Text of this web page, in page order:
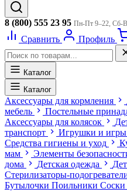
8 (800) 555 23 95 Пн-Пт 9–22, Сб-
Сравнить Профиль
Каталог
Каталог
Аксессуары для кормления
мебель
Постельные
Аксессуары для колясок
транспорт
Игрушки и игры
Средства гигиены и уход
мам
Элементы
дома
Детская одежда
Стерилизаторы-
Бутылочки Поильники Соски